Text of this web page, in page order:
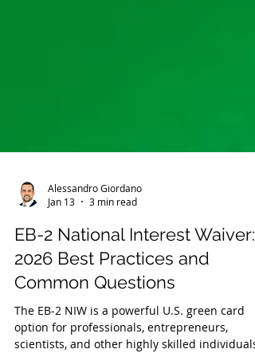
Jan 13
3 min read
EB-2 National Interest Waiver:
2026 Best Practices and
Common Questions
The EB-2 NIW is a powerful U.S. green card